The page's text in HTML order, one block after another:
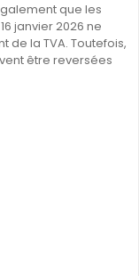
que les
janvier 2026 ne
de la TVA. Toutefois,
être reversées